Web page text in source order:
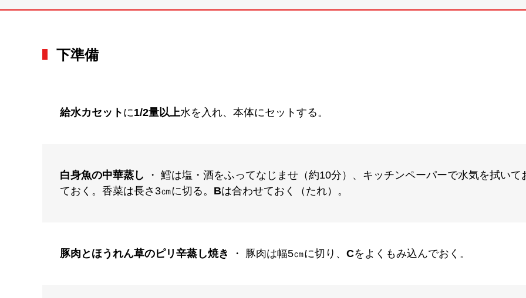
下準備
給水カセット に1/2量以上水を入れ、本体にセットする。
白身魚の中華蒸し
・ 鱈は塩・酒をふってなじませ（約10分）、キッチンペーパーで水気を拭い
ておく。香菜は長さ3㎝に切る。 Bは合わせておく（たれ）。
豚肉とほうれん草のピリ辛蒸し焼き ・ 豚肉は幅5㎝に切り、 Cをよくもみ込んでおく。